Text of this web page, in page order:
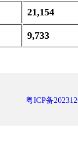
21,154
9,733
粤ICP备